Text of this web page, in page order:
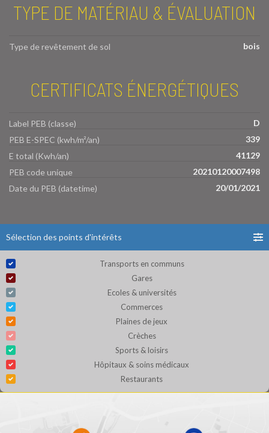
TYPE DE MATÉRIAU & ÉVALUATION
Type de revêtement de sol bois
CERTIFICATS ÉNERGÉTIQUES
Label PEB (classe)
D
PEB E-SPEC (kwh/m²/an)
339
E total (Kwh/an)
41129
PEB code unique
20210120007498
Date du PEB (datetime)
20/01/2021
Sélection des points d'intérêts
Transports en communs
Gares
Ecoles & universités
Commerces
Plaines de jeux
Crèches
Sports & loisirs
Hôpitaux & soins médicaux
Restaurants